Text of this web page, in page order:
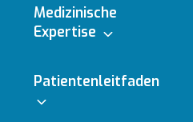
Medizinische
Expertise
Patientenleitfaden